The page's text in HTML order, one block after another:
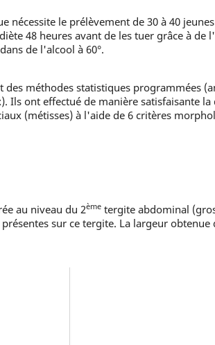
nécessite le prélèvement de 30 à 40
48 heures avant de les tuer grâce à de
de l'alcool à 60°.
méthodes statistiques programmées
Ils ont effectué de manière satisfaisante
(métisses) à l'aide de 6 critères
au niveau du 2ème tergite abdominal
sur ce tergite. La largeur